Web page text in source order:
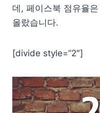
데, 페이스북 점유율
올랐습니다.
[divide style=”2″]